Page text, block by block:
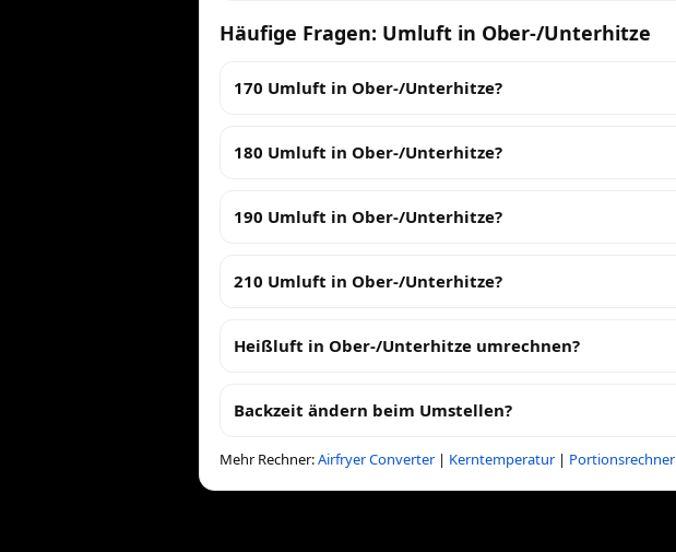
Häufige Fragen: Umluft in Ober-/Unterhitze
170 Umluft in Ober-/Unterhitze?
180 Umluft in Ober-/Unterhitze?
190 Umluft in Ober-/Unterhitze?
210 Umluft in Ober-/Unterhitze?
Heißluft in Ober-/Unterhitze umrechnen?
Backzeit ändern beim Umstellen?
Mehr Rechner:Airfryer Converter| Kerntemperatur| Portionsrechner